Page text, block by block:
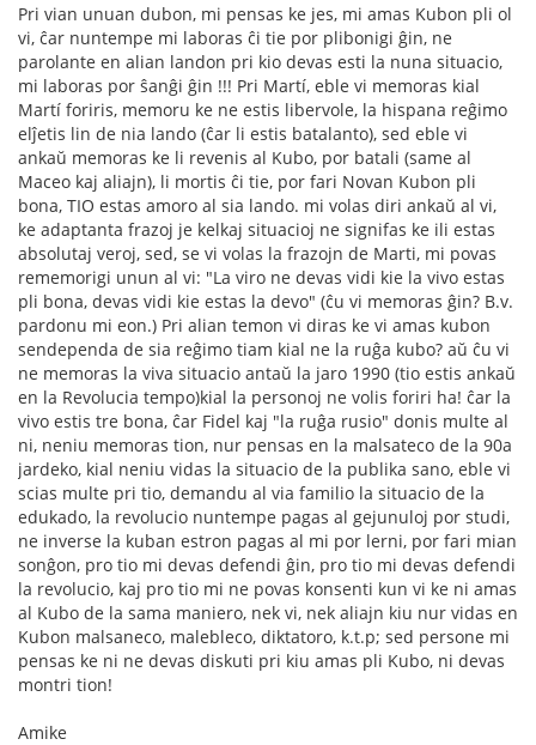
Pri vian unuan dubon, mi pensas ke jes, mi amas Kubon pli ol
vi, ĉar nuntempe mi laboras ĉi tie por plibonigi ĝin, ne
parolante en alian landon pri kio devas esti la nuna situacio,
mi laboras por ŝanĝi ĝin !!! Pri Martí, eble vi memoras kial
Martí foriris, memoru ke ne estis libervole, la hispana reĝimo
elĵetis lin de nia lando (ĉar li estis batalanto), sed eble vi
ankaŭ memoras ke li revenis al Kubo, por batali (same al
Maceo kaj aliajn), li mortis ĉi tie, por fari Novan Kubon pli
bona, TIO estas amoro al sia lando. mi volas diri ankaŭ al vi,
ke adaptanta frazoj je kelkaj situacioj ne signifas ke ili estas
absolutaj veroj, sed, se vi volas la frazojn de Marti, mi povas
rememorigi unun al vi: "La viro ne devas vidi kie la vivo estas
pli bona, devas vidi kie estas la devo" (ĉu vi memoras ĝin? B.v.
pardonu mi eon.) Pri alian temon vi diras ke vi amas kubon
sendependa de sia reĝimo tiam kial ne la ruĝa kubo? aŭ ĉu vi
ne memoras la viva situacio antaŭ la jaro 1990 (tio estis ankaŭ
en la Revolucia tempo)kial la personoj ne volis foriri ha! ĉar la
vivo estis tre bona, ĉar Fidel kaj "la ruĝa rusio" donis multe al
ni, neniu memoras tion, nur pensas en la malsateco de la 90a
jardeko, kial neniu vidas la situacio de la publika sano, eble vi
scias multe pri tio, demandu al via familio la situacio de la
edukado, la revolucio nuntempe pagas al gejunuloj por studi,
ne inverse la kuban estron pagas al mi por lerni, por fari mian
sonĝon, pro tio mi devas defendi ĝin, pro tio mi devas defendi
la revolucio, kaj pro tio mi ne povas konsenti kun vi ke ni amas
al Kubo de la sama maniero, nek vi, nek aliajn kiu nur vidas en
Kubon malsaneco, malebleco, diktatoro, k.t.p; sed persone mi
pensas ke ni ne devas diskuti pri kiu amas pli Kubo, ni devas
montri tion!
Amike